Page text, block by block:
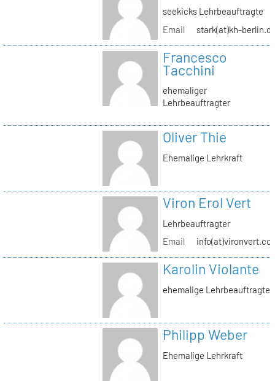
seekicks Lehrbeauftragte
Email
stark(at)kh-
Francesco
Tacchini
ehemaliger
Lehrbeauftragter
Oliver Thie
Ehemalige Lehrkraft
Viron Erol Vert
Lehrbeauftragter
Email
Karolin Violante
ehemalige Lehrbeauftragte
Philipp Weber
Ehemalige Lehrkraft